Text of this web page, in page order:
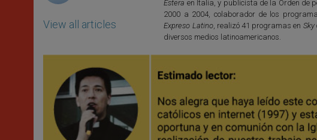
View all articles
Estera en Italia, y publicista de la Orden de
2000 a 2004, colaborador de los
Expreso Latino, realizó 41 programas en Sky
diversos medios latinoamericanos.